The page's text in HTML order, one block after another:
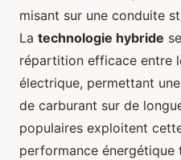
misant sur une conduite
La technologie hybride
répartition efficace entre
électrique, permettant
de carburant sur de
populaires exploitent
performance énergétique